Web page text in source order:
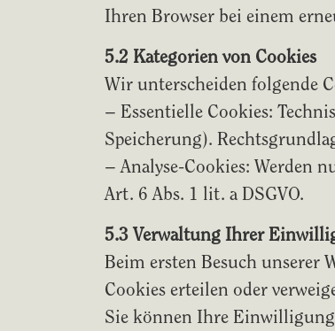
Ihren Browser bei einem
5.2 Kategorien von Cookies
Wir unterscheiden folgende
– Essentielle Cookies:
Speicherung).
– Analyse-Cookies: Werden
Art. 6 Abs. 1 lit. a DSGVO.
5.3 Verwaltung Ihrer
Beim ersten Besuch unserer
Cookies erteilen oder
Sie können Ihre